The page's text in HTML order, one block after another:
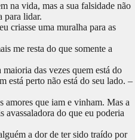
na vida, mas a sua falsidade não
para lidar.
criasse uma muralha para as
me resta do que somente a
maioria das vezes quem está do
está perto não está do seu lado. –
amores que iam e vinham. Mas a
avassaladora do que eu poderia
a dor de ter sido traído por